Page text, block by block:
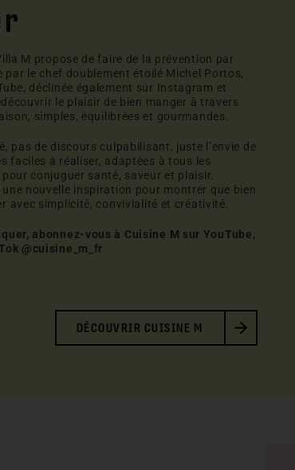
M propose de faire de la prévention par
par le chef doublement étoilé Michel Portos,
déclinée également sur Instagram et
le plaisir de bien manger à travers
simples, équilibrées et gourmandes.
pas de discours culpabilisant, juste l’envie de
faciles à réaliser, adaptées à tous les
conjuguer santé, saveur et plaisir.
une nouvelle inspiration pour montrer que bien
avec simplicité, convivialité et créativité.
abonnez-vous à Cuisine M sur YouTube,
@cuisine_m_fr
DÉCOUVRIR CUISINE M